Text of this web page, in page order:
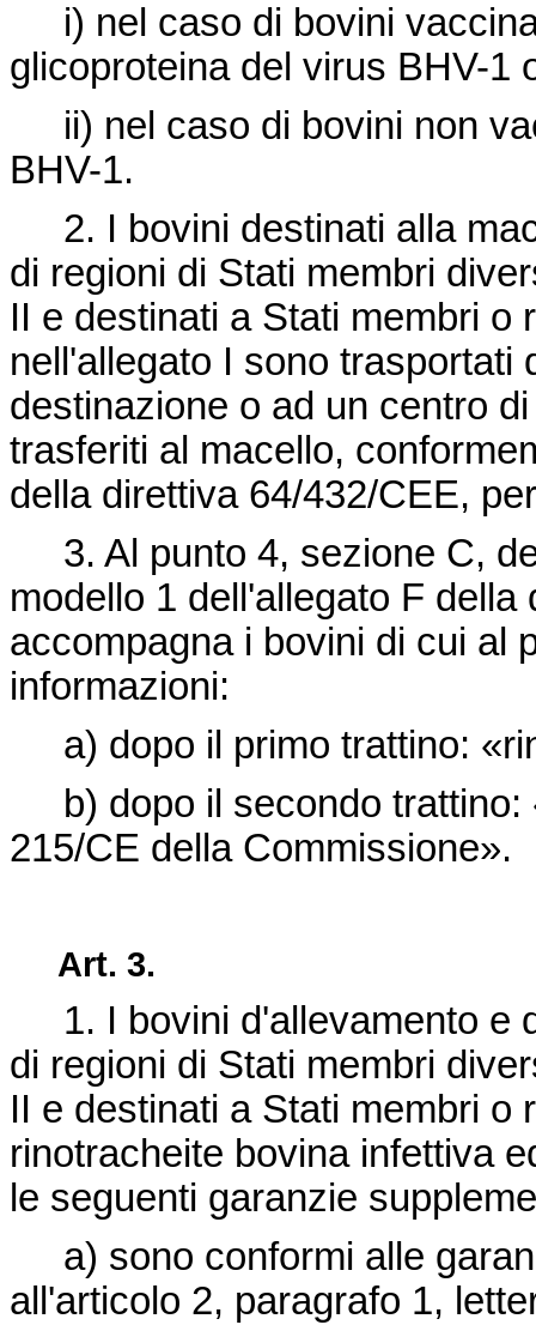
i) nel caso di bovini
glicoproteina del virus BHV-1
ii) nel caso di bovini non
BHV-1.
2. I bovini destinati alla
di regioni di Stati membri
II e destinati a Stati membri o
nell'allegato I sono trasportati
destinazione o ad un centro
trasferiti al macello,
della direttiva 64/432/CEE,
3. Al punto 4, sezione C,
modello 1 dell'allegato F della
accompagna i bovini di cui al
informazioni:
a) dopo il primo trattino:
b) dopo il secondo trattino:
215/CE della Commissione».
Art. 3.
1. I bovini d'allevamento e
di regioni di Stati membri
II e destinati a Stati membri o
rinotracheite bovina infettiva
le seguenti garanzie
a) sono conformi alle
all'articolo 2, paragrafo 1,